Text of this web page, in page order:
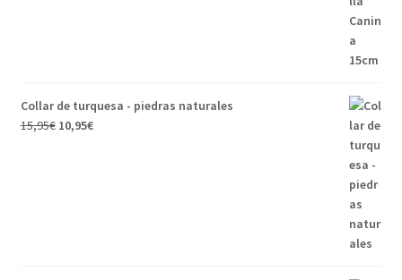
Collar de turquesa - piedras naturales
15,95€ El
10,95€El